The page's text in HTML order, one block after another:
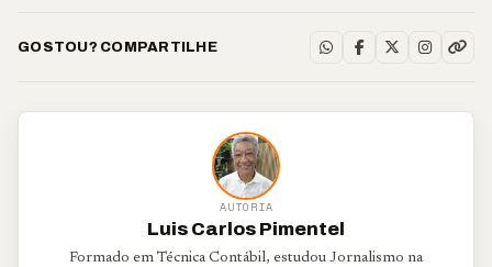
GOSTOU? COMPARTILHE
AUTORIA
Luis Carlos Pimentel
Formado em Técnica Contábil, estudou Jornalismo na